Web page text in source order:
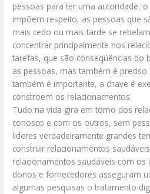
pessoas para ter uma autoridade,
impõem respeito, as pessoas que
mais cedo ou mais tarde se
concentrar principalmente nos
tarefas, que são conseqüências do
as pessoas, mas também é
também é importante, a chave é
constroem os relacionamentos.
Tudo na vida gira em torno dos
conosco e com os outros, sem
lideres verdadeiramente grandes
construir relacionamentos
relacionamentos saudáveis com os
donos e fornecedores asseguram
algumas pesquisas o tratamento